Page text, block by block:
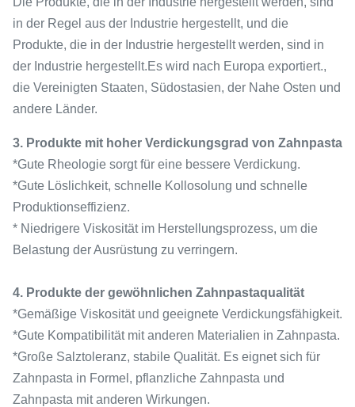
in der Regel aus der Industrie hergestellt, und die
Produkte, die in der Industrie hergestellt werden, sind in
der Industrie hergestellt.Es wird nach Europa exportiert.,
die Vereinigten Staaten, Südostasien, der Nahe Osten und
andere Länder.
3. Produkte mit hoher Verdickungsgrad von Zahnpasta
*Gute Rheologie sorgt für eine bessere Verdickung.
*Gute Löslichkeit, schnelle Kollosolung und schnelle
Produktionseffizienz.
* Niedrigere Viskosität im Herstellungsprozess, um die
Belastung der Ausrüstung zu verringern.
4. Produkte der gewöhnlichen Zahnpastaqualität
*Gemäßige Viskosität und geeignete Verdickungsfähigkeit.
*Gute Kompatibilität mit anderen Materialien in Zahnpasta.
*Große Salztoleranz, stabile Qualität. Es eignet sich für
Zahnpasta in Formel, pflanzliche Zahnpasta und
Zahnpasta mit anderen Wirkungen.